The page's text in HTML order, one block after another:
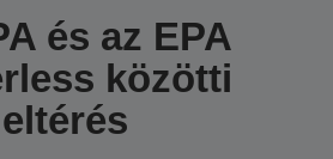
és az EPA
közötti
eltérés